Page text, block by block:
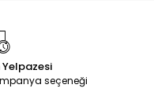
Yelpazesi
seçeneği